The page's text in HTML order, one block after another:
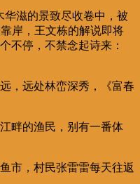
华滋的景致尽收卷中，被
岸，王文栋的解说即将
不停，不禁念起诗来：
，远处林峦深秀，《富春
畔的渔民，别有一番体
市，村民张雷雷每天往返